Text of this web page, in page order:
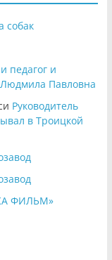
собак
педагог и
Павловна
Руководитель
в Троицкой
ФИЛЬМ»